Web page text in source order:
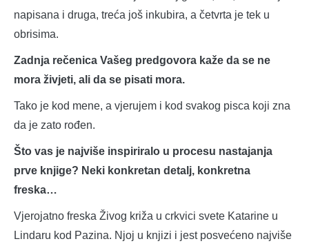
napisana i druga, treća još inkubira, a četvrta je tek u
obrisima.
Zadnja rečenica Vašeg predgovora kaže da se ne
mora živjeti, ali da se pisati mora.
Tako je kod mene, a vjerujem i kod svakog pisca koji zna
da je zato rođen.
Što vas je najviše inspiriralo u procesu nastajanja
prve knjige? Neki konkretan detalj, konkretna
freska…
Vjerojatno freska Živog križa u crkvici svete Katarine u
Lindaru kod Pazina. Njoj u knjizi i jest posvećeno najviše